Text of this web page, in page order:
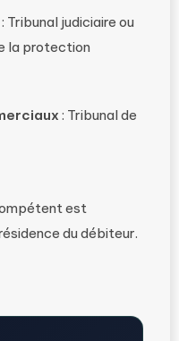
: Tribunal judiciaire ou
la protection
: Tribunal de
est
du débiteur.